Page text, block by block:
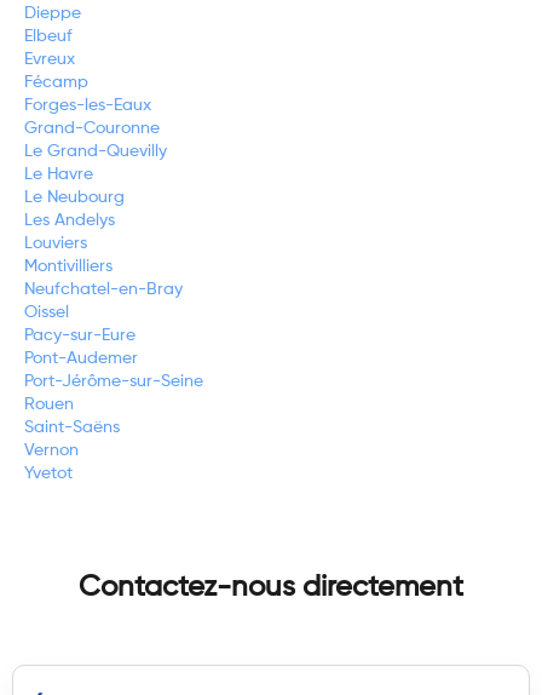
Dieppe
Elbeuf
Evreux
Fécamp
Forges-les-Eaux
Grand-Couronne
Le Grand-Quevilly
Le Havre
Le Neubourg
Les Andelys
Louviers
Montivilliers
Neufchatel-en-Bray
Oissel
Pacy-sur-Eure
Pont-Audemer
Port-Jérôme-sur-Seine
Rouen
Saint-Saëns
Vernon
Yvetot
Contactez-nous directement